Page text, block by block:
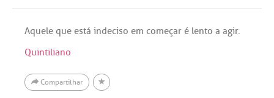
Aquele que está indeciso em começar é lento a agir.
Quintiliano
Compartilhar